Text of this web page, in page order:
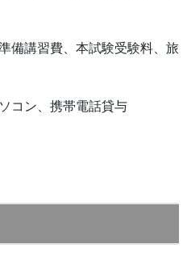
備講習費、本試験受験料、旅
コン、携帯電話貸与